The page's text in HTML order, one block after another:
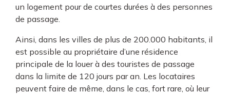
un logement pour de courtes durées à des personnes
de passage.
Ainsi, dans les villes de plus de 200.000 habitants, il
est possible au propriétaire d’une résidence
principale de la louer à des touristes de passage
dans la limite de 120 jours par an. Les locataires
peuvent faire de même, dans le cas, fort rare, où leur